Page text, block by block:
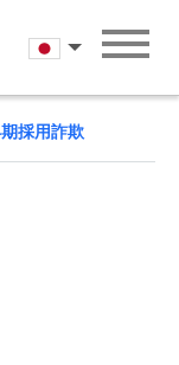
日本語
採用詐欺